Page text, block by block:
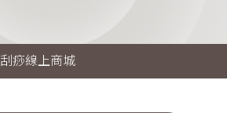
刮痧線上商城